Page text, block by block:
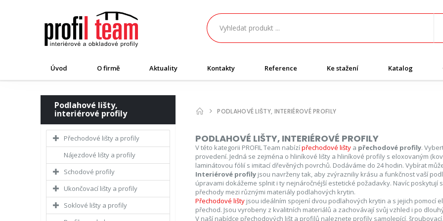
Úvod O firmě Aktuality Kontakty Reference Ke stažení Katalog
Podlahové lišty,
interiérové profily
Přechodové lišty a profily
Nájezdové lišty a profily
Schodové profily
Ukončovací lišty a profily
Soklové lišty a profily
PODLAHOVÉ LIŠTY, INTERIÉROVÉ PROFILY
PODLAHOVÉ LIŠTY, INTERIÉROVÉ PROFILY
V této kategorii PROFIL Team nabízípřechodové lištya přechodové profily.
provedení. Jedná se zejména o hliníkové lišty a hliníkové profily s eloxovaným
laminátovou fólií s imitací dřevěných povrchů. Dodáváme do 24 hodin. Vybírat
Interiérové profilyjsou navrženy tak, aby zvýrazniliy krásu a funkčnost vaší
úpravami dokážeme splnit i ty nejnáročnéjší estetické požadavky. Navíc
přechody mezi různými materiály podlahových krytin.
Přechodové lištyjsou ideálním spojení dvou podlahových krytin a s jejich pomocí
přechod. Jsou vyrobeny z kvalitních materiálů a zachovávají svůj vzhled i po
V naší nabídce přechodových lišt a profilů naleznete profily samolepící,